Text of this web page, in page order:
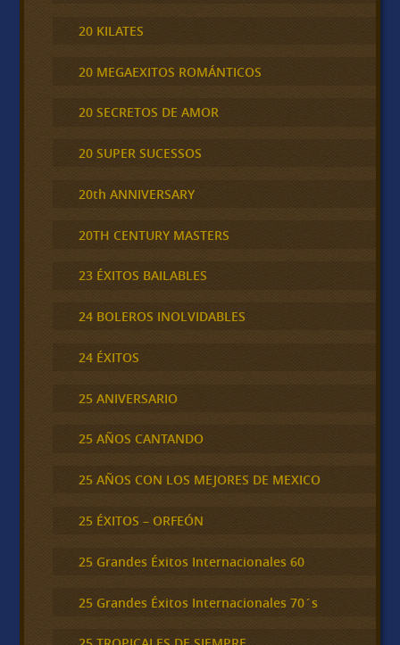
20 KILATES
20 MEGAEXITOS ROMÁNTICOS
20 SECRETOS DE AMOR
20 SUPER SUCESSOS
20th ANNIVERSARY
20TH CENTURY MASTERS
23 ÉXITOS BAILABLES
24 BOLEROS INOLVIDABLES
24 ÉXITOS
25 ANIVERSARIO
25 AÑOS CANTANDO
25 AÑOS CON LOS MEJORES DE MEXICO
25 ÉXITOS – ORFEÓN
25 Grandes Éxitos Internacionales 60
25 Grandes Éxitos Internacionales 70´s